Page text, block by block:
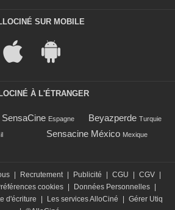
SUR MOBILE
À L'ÉTRANGER
SensaCine Espagne Beyazperde Turquie
Sensacine México Mexique
| Recrutement | Publicité | CGU | CGV |
cookies | Données Personnelles |
d'écriture | Les services AlloCiné | Gérer Utiq